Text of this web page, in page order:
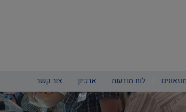
לוח מודעות ארכיון צור קשר